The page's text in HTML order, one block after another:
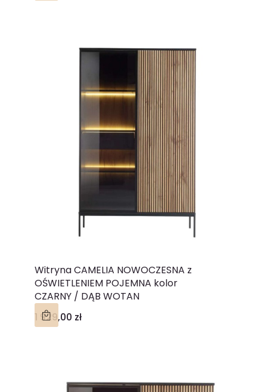
Witryna CAMELIA NOWOCZESNA z
OŚWIETLENIEM POJEMNA kolor
CZARNY / DĄB WOTAN
Cena
1 929,00 zł